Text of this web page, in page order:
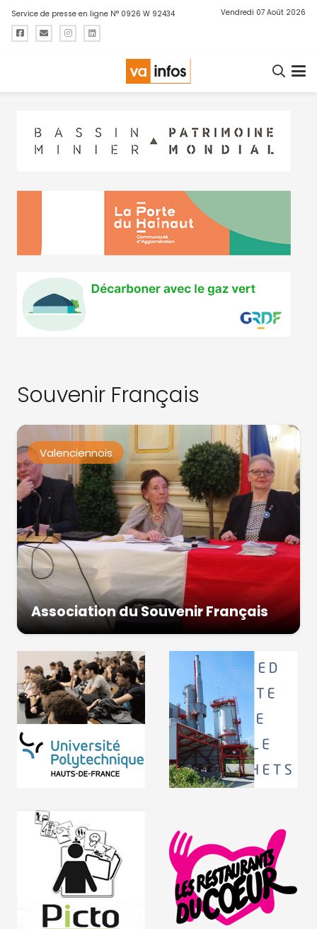
Service de presse en ligne N° 0926 W 92434 Vendredi 07 Août 2026
Souvenir Français
Valenciennois
Association du Souvenir Français